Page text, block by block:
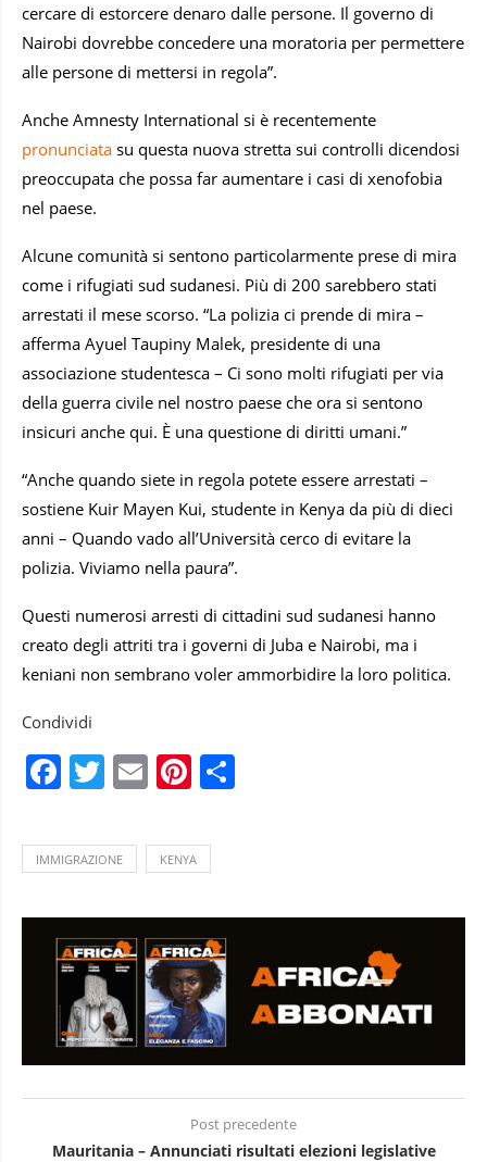
cercare di estorcere denaro dalle persone. Il governo di
Nairobi dovrebbe concedere una moratoria per permettere
alle persone di mettersi in regola”.
Anche Amnesty International si è recentemente
pronunciata su questa nuova stretta sui controlli dicendosi
preoccupata che possa far aumentare i casi di xenofobia
nel paese.
Alcune comunità si sentono particolarmente prese di mira
come i rifugiati sud sudanesi. Più di 200 sarebbero stati
arrestati il mese scorso. “La polizia ci prende di mira –
afferma Ayuel Taupiny Malek, presidente di una
associazione studentesca – Ci sono molti rifugiati per via
della guerra civile nel nostro paese che ora si sentono
insicuri anche qui. È una questione di diritti umani.”
“Anche quando siete in regola potete essere arrestati –
sostiene Kuir Mayen Kui, studente in Kenya da più di dieci
anni – Quando vado all’Università cerco di evitare la
polizia. Viviamo nella paura”.
Questi numerosi arresti di cittadini sud sudanesi hanno
creato degli attriti tra i governi di Juba e Nairobi, ma i
keniani non sembrano voler ammorbidire la loro politica.
Condividi
Facebook
Twitter
EmailPinterest
IMMIGRAZIONE KENYA
Post precedente
Mauritania – Annunciati risultati elezioni legislative